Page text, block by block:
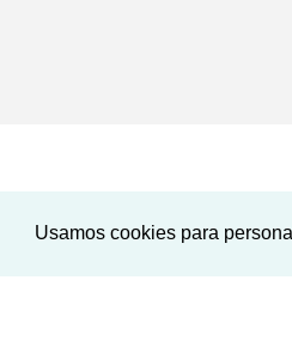
Usamos cookies para